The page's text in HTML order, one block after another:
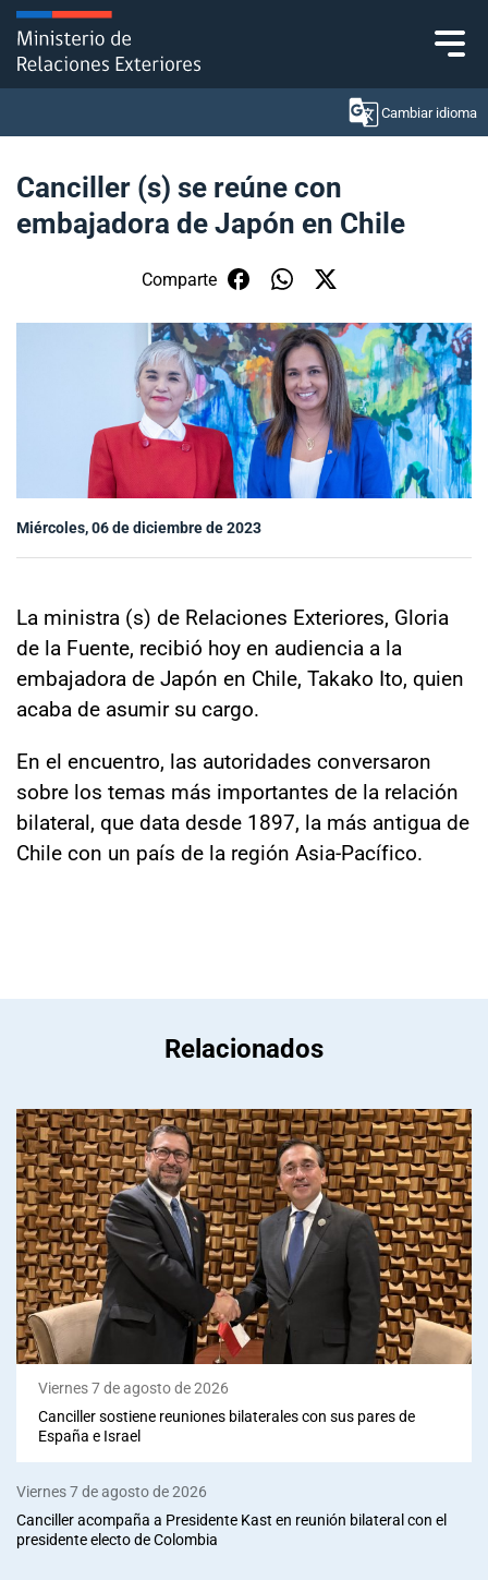
Click acá para ir directamente al contenido
Cambiar idioma
Ministerio
Política Exterior
Embajadas y consulados
Servicios ciudadanos
Subsecretaría de Relaciones Económicas
Internacionales
Sala de prensa
modo claro
Canciller (s) se reúne con
embajadora de Japón en Chile
Comparte
Miércoles, 06 de diciembre de 2023
La ministra (s) de Relaciones Exteriores, Gloria
de la Fuente, recibió hoy en audiencia a la
embajadora de Japón en Chile, Takako Ito, quien
acaba de asumir su cargo.
En el encuentro, las autoridades conversaron
sobre los temas más importantes de la relación
bilateral, que data desde 1897, la más antigua de
Chile con un país de la región Asia-Pacífico.
Relacionados
Viernes 7 de agosto de 2026
Canciller sostiene reuniones bilaterales con sus pares de
España e Israel
Viernes 7 de agosto de 2026
Canciller acompaña a Presidente Kast en reunión bilateral con el
presidente electo de Colombia